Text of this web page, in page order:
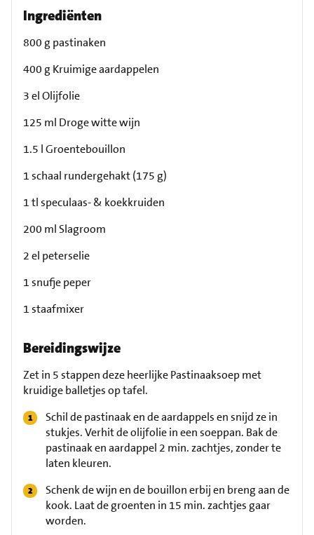
Ingrediënten
800 g pastinaken
400 g Kruimige aardappelen
3 el Olijfolie
125 ml Droge witte wijn
1.5 l Groentebouillon
1 schaal rundergehakt (175 g)
1 tl speculaas- & koekkruiden
200 ml Slagroom
2 el peterselie
1 snufje peper
1 staafmixer
Bereidingswijze
Zet in 5 stappen deze heerlijke Pastinaaksoep met
kruidige balletjes op tafel.
Schil de pastinaak en de aardappels en snijd ze in
stukjes. Verhit de olijfolie in een soeppan. Bak de
pastinaak en aardappel 2 min. zachtjes, zonder te
laten kleuren.
Schenk de wijn en de bouillon erbij en breng aan de
kook. Laat de groenten in 15 min. zachtjes gaar
worden.